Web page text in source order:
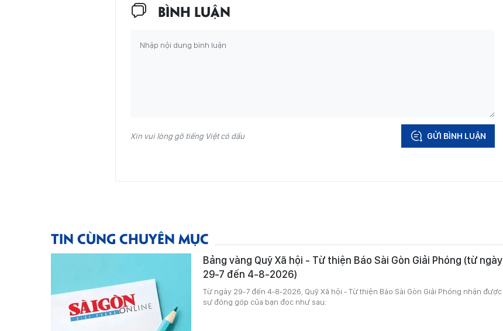
BÌNH LUẬN
Xin vui lòng gõ tiếng Việt có dấu GỬI BÌNH LUẬN
TIN CÙNG CHUYÊN MỤC
Bảng vàng Quỹ Xã hội - Từ thiện Báo Sài Gòn Giải Phóng (từ ngày
29-7 đến 4-8-2026)
Từ ngày 29-7 đến 4-8-2026, Quỹ Xã hội - Từ thiện Báo Sài Gòn Giải Phóng nhận được
sự đóng góp của bạn đọc như sau: